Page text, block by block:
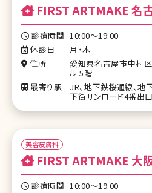
FIRST ARTMAKE 名
診療時間 10:00〜19:00
休診日
月・木
住所
愛知県名古屋市中村
ル 5階
最寄り駅
JR、地下鉄桜通線、
下街サンロード4番出
美容皮膚科
FIRST ARTMAKE 大
診療時間 10:00〜19:00